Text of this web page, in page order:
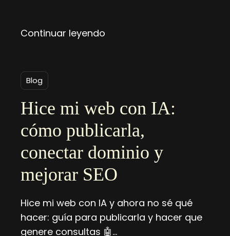
Continuar leyendo
Blog
Hice mi web con IA:
cómo publicarla,
conectar dominio y
mejorar SEO
Hice mi web con IA y ahora no sé qué
hacer: guía para publicarla y hacer que
genere consultas 🤖…